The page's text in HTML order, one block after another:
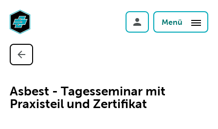
Menü
Asbest - Tagesseminar mit
Praxisteil und Zertifikat